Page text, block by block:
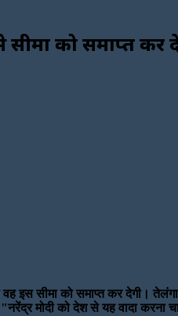
सीमा को समाप्त कर
वह इस सीमा को समाप्त कर देगी।
मोदी को देश से यह वादा करना